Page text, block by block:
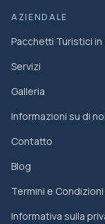
AZIENDALE
Pacchetti Turistici in
Servizi
Galleria
Informazioni su di noi
Contatto
Blog
Termini e Condizioni
Informativa sulla